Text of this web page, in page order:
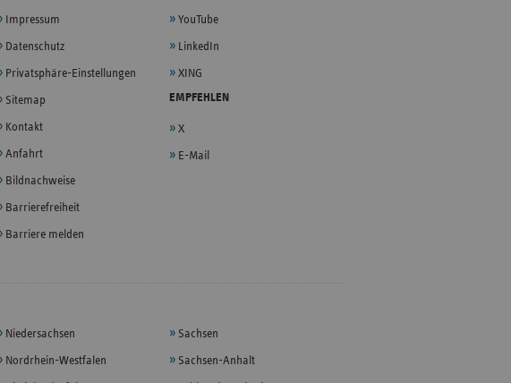
Impressum
Datenschutz
Privatsphäre-Einstellungen
Sitemap
Kontakt
Anfahrt
Bildnachweise
Barrierefreiheit
Barriere melden
YouTube
LinkedIn
XING
EMPFEHLEN
X
E-Mail
Niedersachsen
Nordrhein-Westfalen
Sachsen
Sachsen-Anhalt